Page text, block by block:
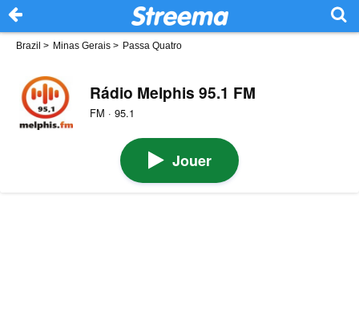
Brazil > Minas Gerais > Passa Quatro
Rádio Melphis 95.1 FM
FM · 95.1
Jouer